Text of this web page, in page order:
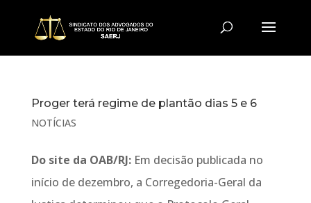
Proger terá regime de plantão dias 5 e 6
NOTÍCIAS
Do site da OAB/RJ:Em decisão publicada no
início de dezembro, a Corregedoria-Geral da